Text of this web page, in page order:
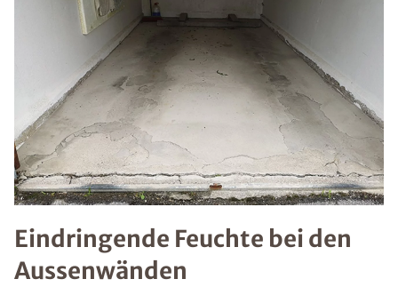
Eindringende Feuchte bei den
Aussenwänden